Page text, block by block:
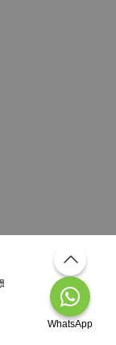
WhatsApp